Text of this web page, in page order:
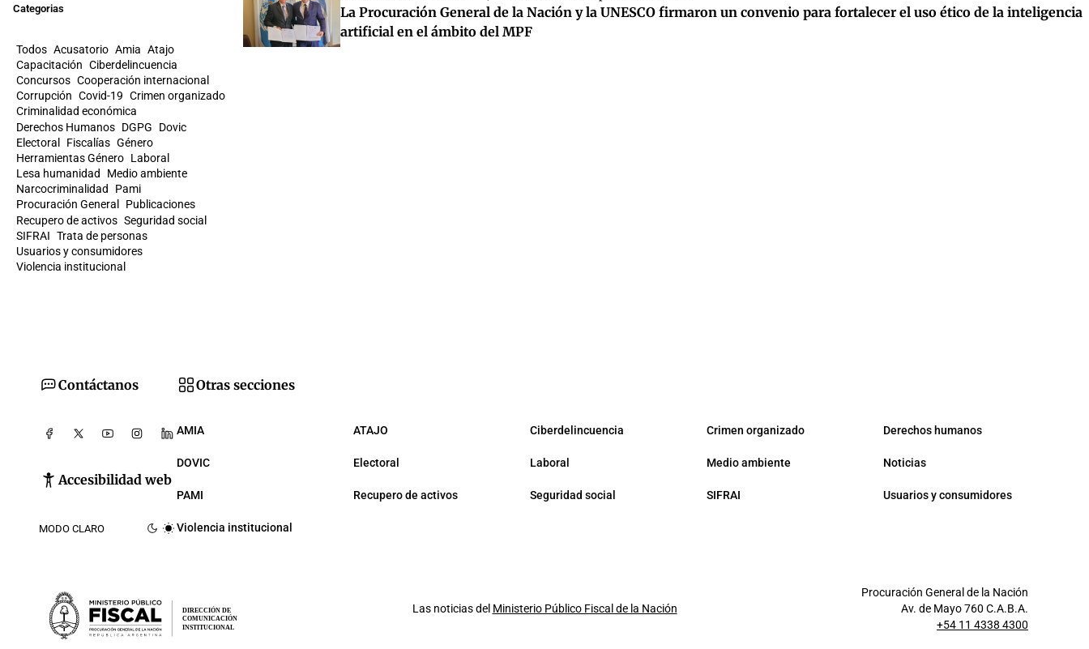
Categorias
Todos Acusatorio Amia Atajo
Capacitación Ciberdelincuencia
Concursos Cooperación internacional
Corrupción Covid-19 Crimen organizado
Criminalidad económica
Derechos Humanos DGPG
Dovic
Electoral
Fiscalías Género
Herramientas Género Laboral
Lesa humanidad
Medio ambiente
Narcocriminalidad
Pami
Procuración General
Publicaciones
Recupero de activos Seguridad social
SIFRAI Trata de personas
Usuarios y consumidores
Violencia institucional
La Procuración General de la Nación y la UNESCO firmaron un convenio para fortalecer el uso ético de la inteligencia
artificial en el ámbito del MPF
Contáctanos
Accesibilidad web
MODO CLARO
Otras secciones
AMIA ATAJO Ciberdelincuencia Crimen organizado Derechos humanos
DOVIC Electoral Laboral Medio ambiente Noticias
PAMI Recupero de activos Seguridad social SIFRAI Usuarios y consumidores
Violencia institucional
DIRECCIÓN DE
COMUNICACIÓN
INSTITUCIONAL
Las noticias del Ministerio Público Fiscal de la Nación
Procuración General de la Nación
Av. de Mayo 760 C.A.B.A.
+54 11 4338 4300